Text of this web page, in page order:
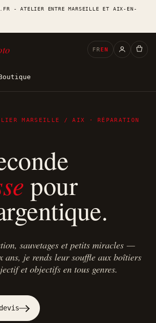
- ATELIER ENTRE MARSEILLE ET AIX-EN-
FR EN
MARSEILLE / AIX · RÉPARATION
pour
sauvetages et petits miracles —
ans, je rends leur souffle aux boîtiers
et objectifs en tous genres.